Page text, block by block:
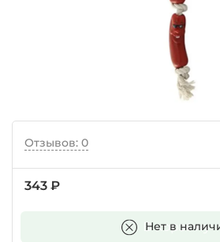
Отзывов: 0
343 ₽
Нет в
В корзину